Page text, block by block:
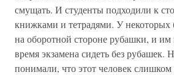
смущать. И студенты подходили к
книжками и тетрадями. У некоторых
на оборотной стороне рубашки, и им
время экзамена сидеть без рубашек.
понимали, что этот человек